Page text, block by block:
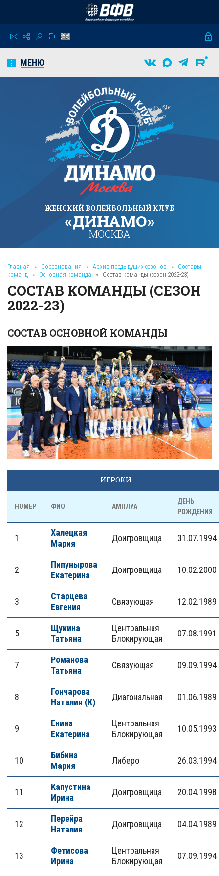
МЕНЮ
ЖЕНСКИЙ ВОЛЕЙБОЛЬНЫЙ КЛУБ
«ДИНАМО»
МОСКВА
Главная » Соревнования » Архив предыдущих сезонов »
Составы
команд
» Основная команда » Состав команды (сезон 2022-23)
СОСТАВ КОМАНДЫ (СЕЗОН
2022-23)
СОСТАВ ОСНОВНОЙ КОМАНДЫ
ИГРОКИ
НОМЕР ФИО АМПЛУА
ДЕНЬ
РОЖДЕНИЯ
1
Халецкая
Мария
Доигровщица 31.07.1994
2
Пипунырова
Екатерина
Доигровщица 10.02.2000
3
Старцева
Евгения
Связующая 12.02.1989
5
Щукина
Татьяна
Центральная
Блокирующая
07.08.1991
7
Романова
Татьяна
Связующая 09.09.1994
8
Гончарова
Наталия (К)
Диагональная 01.06.1989
9
Енина
Екатерина
Центральная
Блокирующая
10.05.1993
10
Бибина
Мария
Либеро 26.03.1994
11
Капустина
Ирина
Доигровщица 20.04.1998
12
Перейра
Наталия
Доигровщица 04.04.1989
13
Фетисова
Ирина
Центральная
Блокирующая
07.09.1994